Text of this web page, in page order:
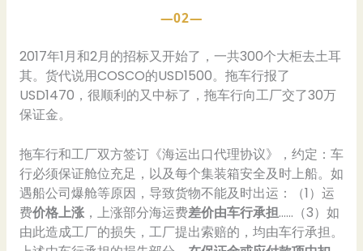
—02—
2017年1月和2月的招标又开始了，一共300个大柜去土耳
其。货代说用COSCO的USD1500。拖车行报了
USD1470，很顺利的又中标了，拖车行向工厂交了30万
保证金。
拖车行和工厂双方签订《海运出口代理协议》，约定：车
行必须保证舱位充足，以及每个集装箱安全及时上船。如
遇船公司爆舱等原因，导致货物不能及时出运：（1）运
费价格上涨，上涨部分海运费差价由车行承担……（3）如
由此造成工厂的损失，工厂提出索赔的，均由车行承担。